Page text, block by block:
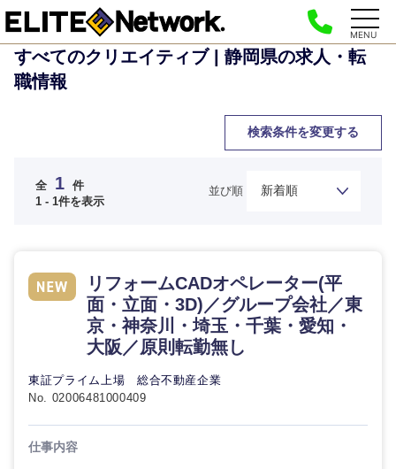
MENU
すべてのクリエイティブ | 静岡県の求人・転
職情報
検索条件を変更する
ご希望の職種を選択してください
企画
経営ボー
管理
事業企画・事業開発
ご希望の職種を選択してください
経営ボード
マーケティング
ご希望の業界を選択してください
エネルギー・資源・環境
自動車・機械・船舶
電気・電子・半導体
素材・化学・金属
ご希望の勤務地を選択してください
北海道 青森県
秋田県 岩手県
宮城県
ご希望条件を入力ください
推奨年齢
20代 30代
フリーワード
全 1 件
1 - 1件を表示
並び順
リフォームCADオペレーター(平
面・立面・3D)／グループ会社／東
京・神奈川・埼玉・千葉・愛知・
大阪／原則転勤無し
東証プライム上場 総合不動産企業
No. 02006481000409
仕事内容